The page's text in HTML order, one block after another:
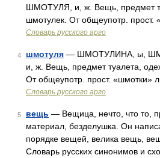
ШМОТУЛЯ, и, ж. Вещь, предмет
шмотулек. От общеупотр. прост.
Словарь русского арго
4 шмотуля — ШМОТУЛИНА, ы,
и, ж. Вещь, предмет туалета,
От общеупотр. прост. «шмотки»
Словарь русского арго
5 вещь — Вещица, нечто, что то,
материал, безделушка. Он
порядке вещей, велика вещь,
Словарь русских синонимов и